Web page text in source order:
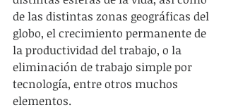
de las distintas zonas geográficas del
globo, el crecimiento permanente de
la productividad del trabajo, o la
eliminación de trabajo simple por
tecnología, entre otros muchos
elementos.